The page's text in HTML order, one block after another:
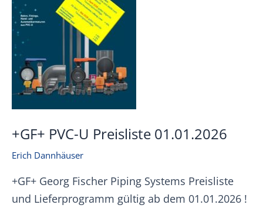
+GF+ PVC-U Preisliste 01.01.2026
Erich Dannhäuser
+GF+ Georg Fischer Piping Systems Preisliste
und Lieferprogramm gültig ab dem 01.01.2026 !